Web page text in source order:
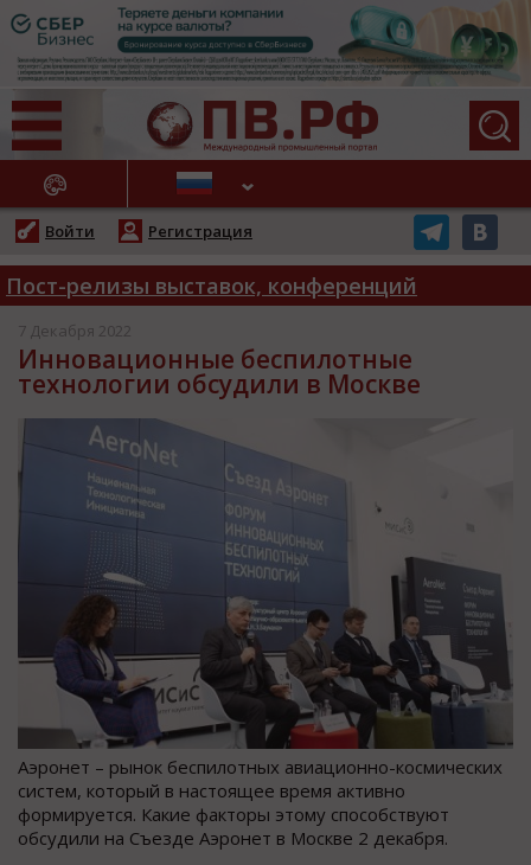
НОВОСТИ
Войти Регистрация
Пост-релизы выставок, конференций
7 Декабря 2022
Инновационные беспилотные
технологии обсудили в Москве
Аэронет – рынок беспилотных авиационно-космических
систем, который в настоящее время активно
формируется. Какие факторы этому способствуют
обсудили на Съезде Аэронет в Москве 2 декабря.